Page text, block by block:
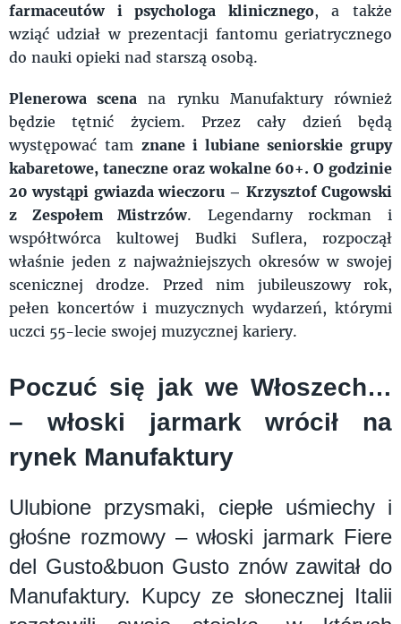
farmaceutów i psychologa klinicznego, a także
wziąć udział w prezentacji fantomu geriatrycznego
do nauki opieki nad starszą osobą.
Plenerowa scena na rynku Manufaktury również
będzie tętnić życiem. Przez cały dzień będą
występować tam znane i lubiane seniorskie grupy
kabaretowe, taneczne oraz wokalne 60+. O godzinie
20 wystąpi gwiazda wieczoru – Krzysztof Cugowski
z Zespołem Mistrzów. Legendarny rockman i
współtwórca kultowej Budki Suflera, rozpoczął
właśnie jeden z najważniejszych okresów w swojej
scenicznej drodze. Przed nim jubileuszowy rok,
pełen koncertów i muzycznych wydarzeń, którymi
uczci 55-lecie swojej muzycznej kariery.
Poczuć się jak we Włoszech…
– włoski jarmark wrócił na
rynek Manufaktury
Ulubione przysmaki, ciepłe uśmiechy i
głośne rozmowy – włoski jarmark Fiere
del Gusto&buon Gusto znów zawitał do
Manufaktury. Kupcy ze słonecznej Italii